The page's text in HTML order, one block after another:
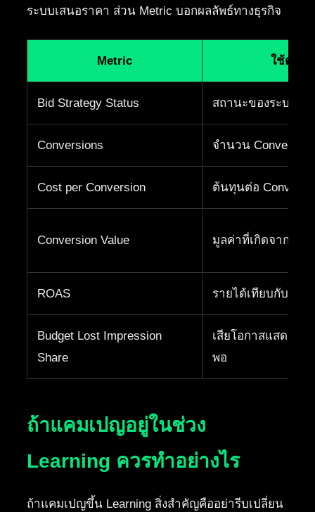
ระบบเสนอราคา ส่วน Metric บอกผลลัพธ์ทางธุรกิจ
Metric ใช้ดูอะไ
Bid Strategy Status สถานะของระบบเส
Conversions จำนวน
Cost per Conversion ต้นทุนต่อ
Conversion Value มูลค่าที่เกิดจาก
ROAS รายได้เทียบกับเงิ
Budget Lost Impression
Share
เสียโอกาสแสดงผล
พอ
ถ้าแคมเปญอยู่ในช่วง
Learning ควรทำอย่างไร
ถ้าแคมเปญขึ้น Learning สิ่งสำคัญคืออย่ารีบเปลี่ยน